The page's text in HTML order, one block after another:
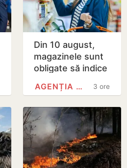
Din 10 august,
magazinele sunt
obligate să indice
alimentelor
3 ore
AGENȚIA NAȚIONALĂ PENTRU…